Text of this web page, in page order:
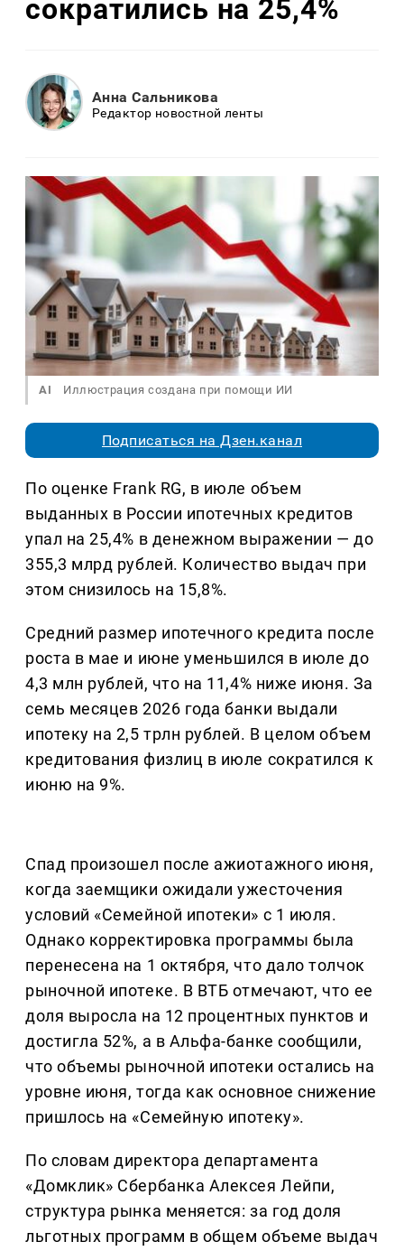
сократились на 25,4%
Анна Сальникова
Редактор новостной ленты
AI Иллюстрация создана при помощи ИИ
Подписаться на Дзен.канал
По оценке Frank RG, в июле объем
выданных в России ипотечных кредитов
упал на 25,4% в денежном выражении — до
355,3 млрд рублей. Количество выдач при
этом снизилось на 15,8%.
Средний размер ипотечного кредита после
роста в мае и июне уменьшился в июле до
4,3 млн рублей, что на 11,4% ниже июня. За
семь месяцев 2026 года банки выдали
ипотеку на 2,5 трлн рублей. В целом объем
кредитования физлиц в июле сократился к
июню на 9%.
Спад произошел после ажиотажного июня,
когда заемщики ожидали ужесточения
условий «Семейной ипотеки» с 1 июля.
Однако корректировка программы была
перенесена на 1 октября, что дало толчок
рыночной ипотеке. В ВТБ отмечают, что ее
доля выросла на 12 процентных пунктов и
достигла 52%, а в Альфа-банке сообщили,
что объемы рыночной ипотеки остались на
уровне июня, тогда как основное снижение
пришлось на «Семейную ипотеку».
По словам директора департамента
«Домклик» Сбербанка Алексея Лейпи,
структура рынка меняется: за год доля
льготных программ в общем объеме выдач